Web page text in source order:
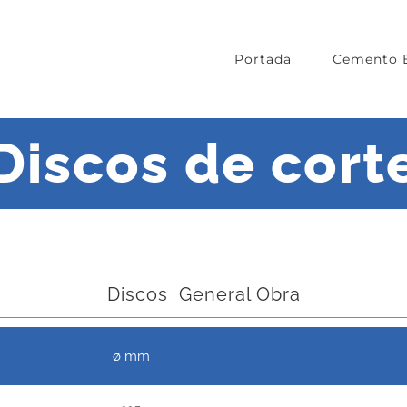
Portada Cemento
de
Discos General Obra
ø mm